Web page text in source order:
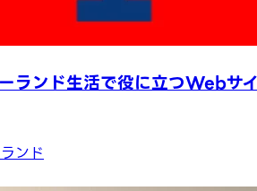
ランド生活で役に立つWebサ
ンド